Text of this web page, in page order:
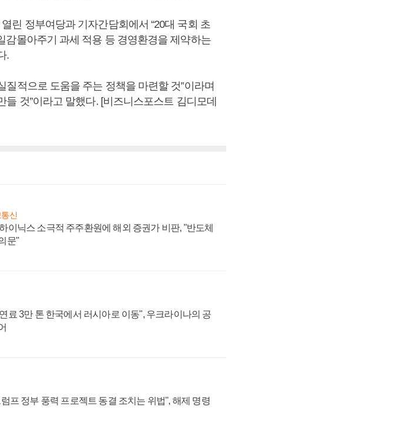
린 정부여당과 기자간담회에서 “20대 국회 초
몰아주기 과세 적용 등 경영환경을 제약하는
.
적으로 도움을 주는 정책을 마련할 것”이라며
것”이라고 말했다. [비즈니스포스트 김디모데
통신
이닉스 소극적 주주환원에 해외 증권가 비판, "반도체
문"
료 3만 톤 한국에서 러시아로 이동", 우크라이나의 공
프 정부 풍력 프로젝트 동결 조치는 위법", 해제 명령